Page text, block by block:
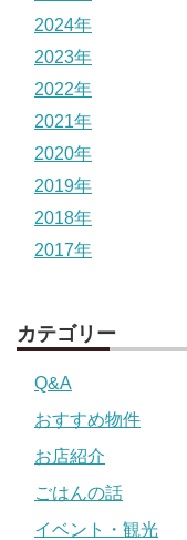
2024年
2023年
2022年
2021年
2020年
2019年
2018年
2017年
カテゴリー
Q&A
おすすめ物件
お店紹介
ごはんの話
イベント・観光